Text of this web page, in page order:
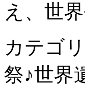
え、世
カテゴ
祭♪世界